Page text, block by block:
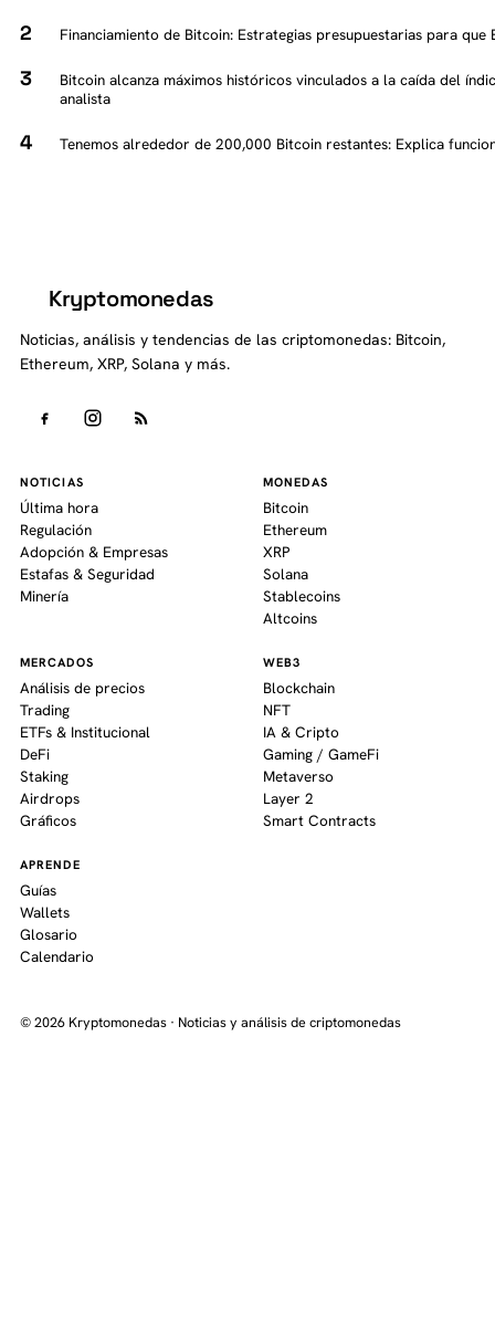
Financiamiento de Bitcoin: Estrategias presupuestarias para que
Bitcoin alcanza máximos históricos vinculados a la caída del
analista
Tenemos alrededor de 200,000 Bitcoin restantes: Explica
Kryptomonedas
Noticias, análisis y tendencias de las criptomonedas: Bitcoin,
Ethereum, XRP, Solana y más.
NOTICIAS
Última hora
Regulación
Adopción & Empresas
Estafas & Seguridad
Minería
MONEDAS
Bitcoin
Ethereum
XRP
Solana
Stablecoins
Altcoins
MERCADOS
Análisis de precios
Trading
ETFs & Institucional
DeFi
Staking
Airdrops
Gráficos
WEB3
Blockchain
NFT
IA & Cripto
Gaming / GameFi
Metaverso
Layer 2
Smart Contracts
APRENDE
Guías
Wallets
Glosario
Calendario
© 2026 Kryptomonedas · Noticias y análisis de criptomonedas